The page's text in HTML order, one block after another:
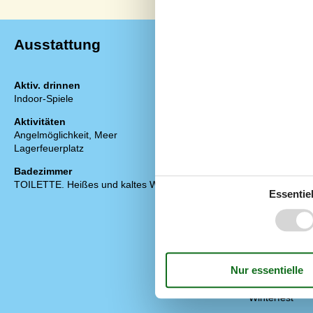
Ausstattung
Aktiv. drinnen
Indoor-Spiele
Aktivitäten
Angelmöglichkeit, Meer
Lagerfeuerplatz
Badezimmer
TOILETTE. Heißes und kaltes Wasser
Haustiere Ja
Renoviert
Self-Service-
Strom und
Wasser inkl.
Winterfest